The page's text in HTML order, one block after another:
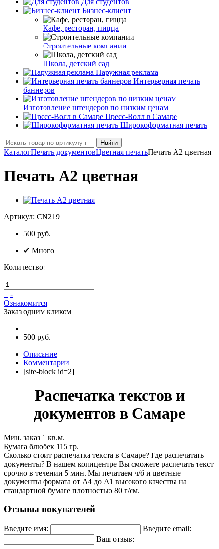
Бизнес-клиент
Кафе, ресторан, пицца
Строительные компании
Школа, детский сад
Наружная реклама
Интерьерная печать
баннеров
Изготовление штендеров по низким ценам
Пресс-Волл в Самаре
Широкоформатная печать
Найти
КаталогПечать документовЦветная печатьПечать А2 цветная
Печать А2 цветная
Артикул: CN219
500 руб.
✔ Много
Количество:
+ -
Ознакомится
Заказ одним кликом
500 руб.
Описание
Комментарии
[site-block id=2]
Распечатка текстов и
документов в Самаре
Мин. заказ 1 кв.м.
Бумага блюбек 115 гр.
Сколько стоит распечатка текста в Самаре? Где распечатать
документы? В нашем копицентре Вы сможете распечать текст
срочно в течении 5 мин. Мы печатаем ч/б и цветные
документы формата от А4 до А1 высокого качества на
стандартной бумаге плотностью 80 г/см.
Отзывы покупателей
Введите имя:
Введите email:
Ваш отзыв: